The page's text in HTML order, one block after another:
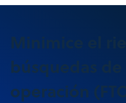
Minimice el
búsquedas de
operación (FTO)